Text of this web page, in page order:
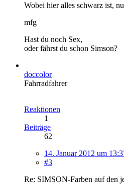
Wobei hier alles schwarz ist,
mfg
Hast du noch Sex,
oder fährst du schon Simson?
doccolor
Fahrradfahrer
Reaktionen
1
Beiträge
62
14. Januar 2012 um
#3
Re: SIMSON-Farben auf den